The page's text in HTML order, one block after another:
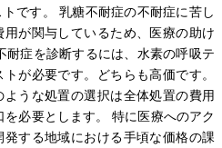
です。 乳糖不耐症の不耐症に苦し
が関与しているため、医療の助け
耐症を診断するには、水素の呼吸テ
が必要です。どちらも高価です。
うな処置の選択は全体処置の費用
必要とします。 特に医療へのアク
する地域における手頃な価格の課